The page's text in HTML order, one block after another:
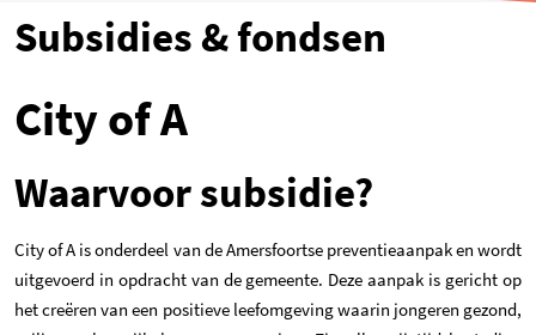
City of A
Subsidies & fondsen
City of A
Waarvoor subsidie?
City of A is onderdeel van de Amersfoortse preventieaanpak en wordt
uitgevoerd in opdracht van de gemeente. Deze aanpak is gericht op
het creëren van een positieve leefomgeving waarin jongeren gezond,